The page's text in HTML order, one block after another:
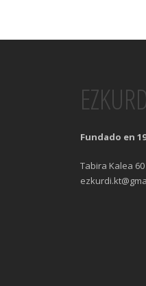
Fundado en
Tabira Kalea